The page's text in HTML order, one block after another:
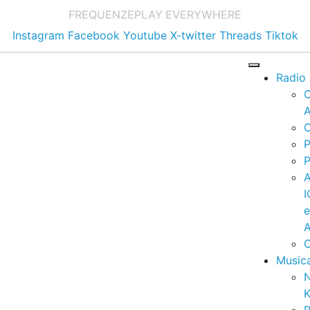
FREQUENZEPLAY EVERYWHERE
Instagram Facebook Youtube X-twitter Threads Tiktok
Radio
e